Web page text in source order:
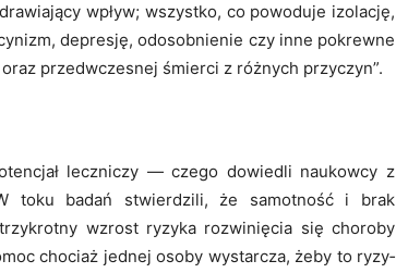
wpływ; wszystko, co powoduje izolację,
depresję, odosobnienie czy inne pokrewne
przedwczesnej śmierci z różnych przyczyn”.
leczniczy — czego dowiedli naukowcy z
toku badań stwierdzili, że samotność i brak
wzrost ryzyka rozwinięcia się choroby
chociaż jednej osoby wystarcza, żeby to ryzy­